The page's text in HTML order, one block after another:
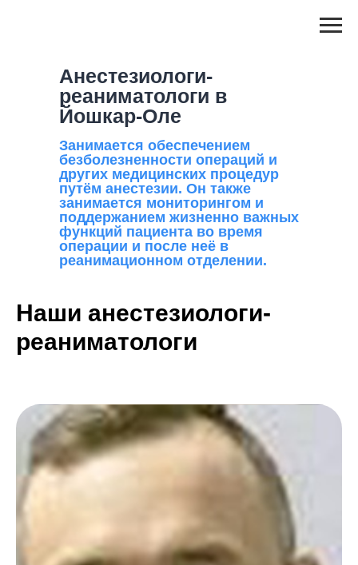
Анестезиологи-
реаниматологи в
Йошкар-Оле
Занимается обеспечением
безболезненности операций и
других медицинских процедур
путём анестезии. Он также
занимается мониторингом и
поддержанием жизненно важных
функций пациента во время
операции и после неё в
реанимационном отделении.
Наши анестезиологи-
реаниматологи